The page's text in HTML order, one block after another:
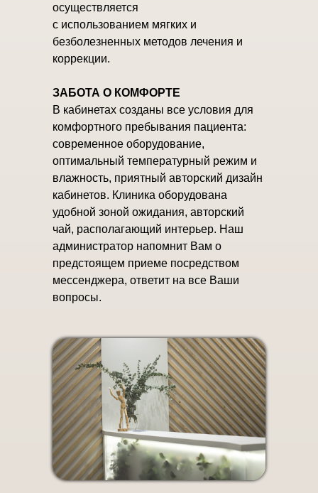
осуществляется
с использованием мягких и
безболезненных методов лечения и
коррекции.
ЗАБОТА О КОМФОРТЕ
В кабинетах созданы все условия для
комфортного пребывания пациента:
современное оборудование,
оптимальный температурный режим и
влажность, приятный авторский дизайн
кабинетов. Клиника оборудована
удобной зоной ожидания, авторский
чай, располагающий интерьер. Наш
администратор напомнит Вам о
предстоящем приеме посредством
мессенджера, ответит на все Ваши
вопросы.